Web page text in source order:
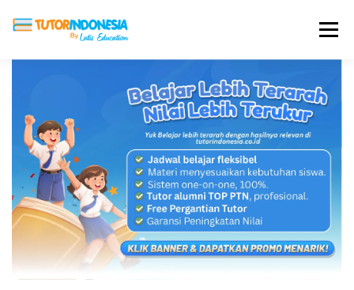
Menu
ABOUT US JADI PENGAJAR
BIAYA LES TESTIMONI PROFIL ALUMNI
BLOG DAFTAR SEKOLAH